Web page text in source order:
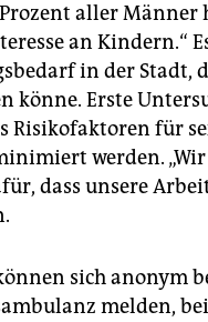
aller Männer
an Kindern.“
in der Stadt,
könne. Erste
Risikofaktoren für
werden.
dass unsere
sich anonym
melden,